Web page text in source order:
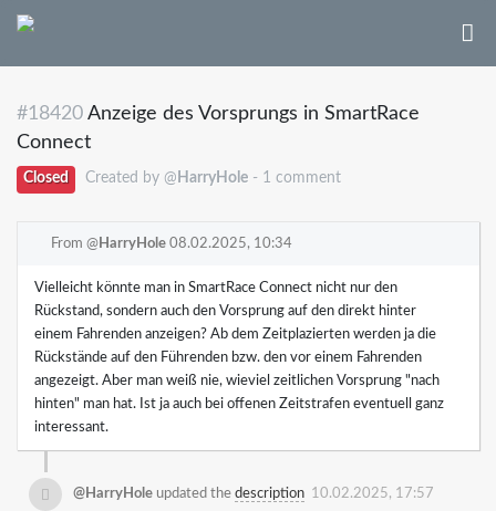
#18420 Anzeige des Vorsprungs in SmartRace
Connect
Closed Created by @ HarryHole- 1 comment
From @HarryHole 08.02.2025, 10:34
Vielleicht könnte man in SmartRace Connect nicht nur den
Rückstand, sondern auch den Vorsprung auf den direkt hinter
einem Fahrenden anzeigen? Ab dem Zeitplazierten werden ja die
Rückstände auf den Führenden bzw. den vor einem Fahrenden
angezeigt. Aber man weiß nie, wieviel zeitlichen Vorsprung "nach
hinten" man hat. Ist ja auch bei offenen Zeitstrafen eventuell ganz
interessant.
@HarryHole updated the description 10.02.2025, 17:57